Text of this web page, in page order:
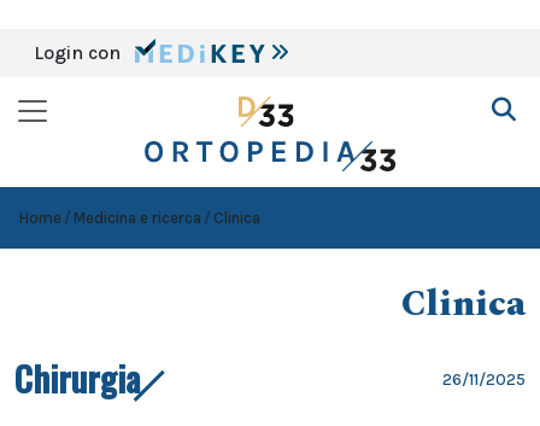
Login con
Home Medicina e ricerca Clinica
Clinica
Chirurgia 26/11/2025